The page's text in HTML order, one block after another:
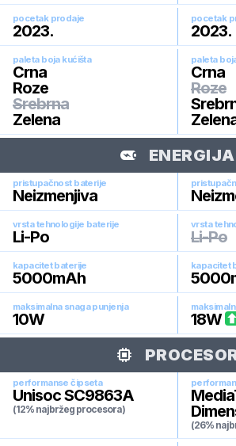
pocetak prodaje
2023.
pocetak
2023.
paleta boja kućišta
Crna
Roze
Srebrna
Zelena
paleta
Crna
Roze
ENERGIJA
pristupačnost baterije
Neizmenjiva
vrsta tehnologije baterije
Li-Po
vrsta
Li-Po
kapacitet baterije
5000mAh
kapacitet
5000
maksimalna snaga punjenja
10W 18W
performanse čipseta
Unisoc SC9863A
(12% najbržeg procesora)
(26%